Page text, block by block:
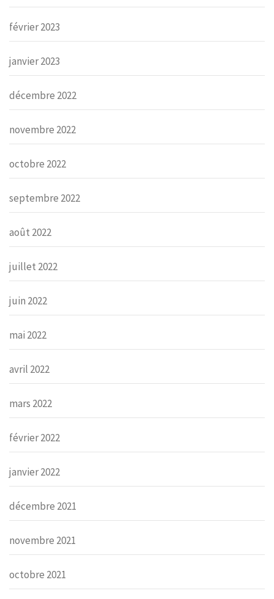
février 2023
janvier 2023
décembre 2022
novembre 2022
octobre 2022
septembre 2022
août 2022
juillet 2022
juin 2022
mai 2022
avril 2022
mars 2022
février 2022
janvier 2022
décembre 2021
novembre 2021
octobre 2021